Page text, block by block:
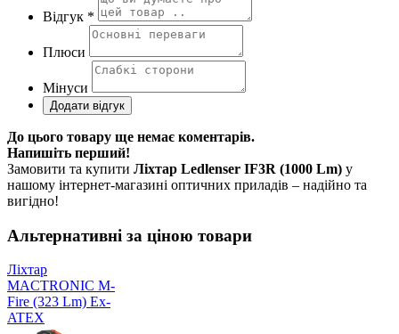
Відгук *
Плюси
Мінуси
До цього товару ще немає коментарів.
Напишіть перший!
Замовити та купити Ліхтар Ledlenser IF3R (1000 Lm) у
нашому інтернет-магазині оптичних приладів – надійно та
вигідно!
Альтернативні за ціною товари
Ліхтар
MACTRONIC M-
Fire (323 Lm) Ex-
ATEX